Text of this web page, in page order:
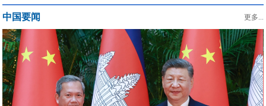
中国要闻 更多...